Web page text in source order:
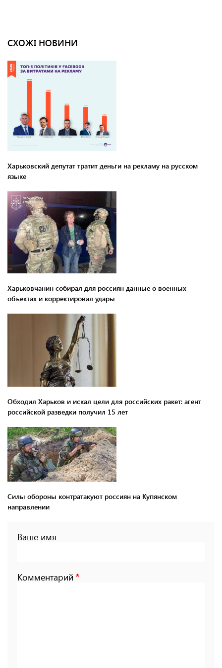
СХОЖІ НОВИНИ
Харьковский депутат тратит деньги на рекламу на русском
языке
Харьковчанин собирал для россиян данные о военных
объектах и ​​корректировал удары
Обходил Харьков и искал цели для российских ракет: агент
российской разведки получил 15 лет
Силы обороны контратакуют россиян на Купянском
направлении
Ваше имя
Комментарий